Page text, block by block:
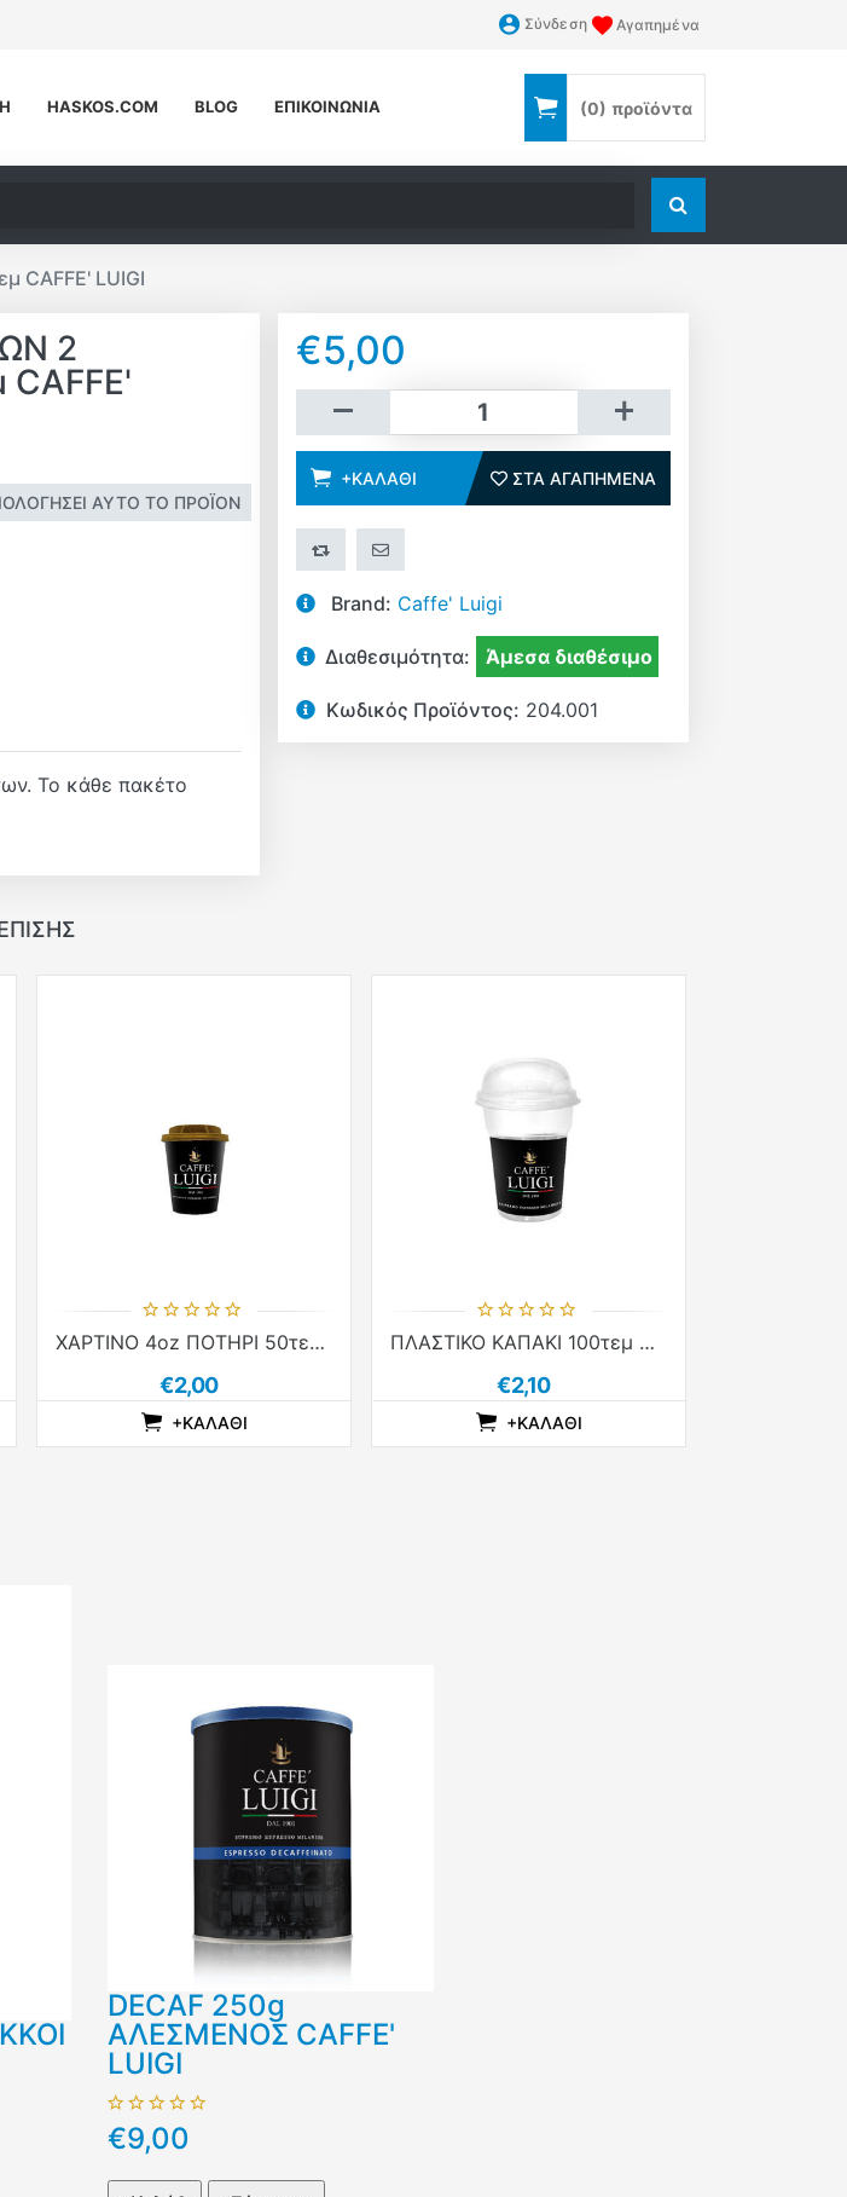
Σύνδεση Αγαπημένα
HASKOS.COM BLOG ΕΠΙΚΟΙΝΩΝΊΑ (0) προϊόντα
Αναζήτηση
CAFFE' LUIGI
2
ΑΥΤΌ ΤΟ ΠΡΟΪΌΝ
Το κάθε πακέτο
€5,00
+Καλάθι
+ΚΑΛΆΘΙ
ΣΤΑ ΑΓΑΠΗΜΈΝΑ
ΣΤΑ ΑΓΑΠΗΜΈΝΑ
+ΣΎΓΚΡΙΣΗΣΤΕΊΛΤΕ ΤΟ ΣΕ ΈΝΑ ΦΊΛΟ
Brand: Caffe' Luigi
Διαθεσιμότητα: Άμεσα διαθέσιμο
Κωδικός Προϊόντος: 204.001
+ΚΑΛΆΘΙ
ADDTOCART
ΧΑΡΤΙΝΟ 4oz ΠΟΤΗΡΙ 50τεμ CAFFE' LUIGI
€2,00
ADDTOCOMPARELIST
ADDTOWISHLIST
+ΚΑΛΆΘΙ
ADDTOCART
ΠΛΑΣΤΙΚΟ ΚΑΠΑΚΙ 100τεμ ΜΠΟΜΠΕ CAFFE' LUIGI
€2,10
ADDTOCOMPARELIST
ADDTOWISHLIST
DECAF 250g
ΑΛΕΣΜΕΝΟΣ CAFFE'
LUIGI
€9,00